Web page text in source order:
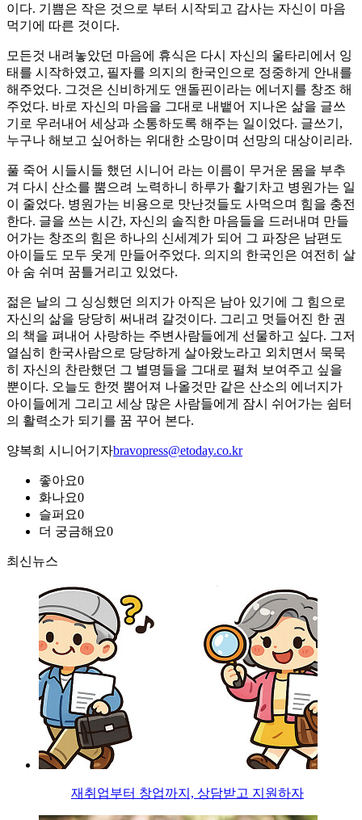
이다. 기쁨은 작은 것으로 부터 시작되고 감사는 자신이 마음
먹기에 따른 것이다.
모든것 내려놓았던 마음에 휴식은 다시 자신의 울타리에서 잉
태를 시작하였고, 필자를 의지의 한국인으로 정중하게 안내를
해주었다. 그것은 신비하게도 앤돌핀이라는 에너지를 창조 해
주었다. 바로 자신의 마음을 그대로 내뱉어 지나온 삶을 글쓰
기로 우러내어 세상과 소통하도록 해주는 일이었다. 글쓰기,
누구나 해보고 싶어하는 위대한 소망이며 선망의 대상이리라.
풀 죽어 시들시들 했던 시니어 라는 이름이 무거운 몸을 부추
겨 다시 산소를 뿜으려 노력하니 하루가 활기차고 병원가는 일
이 줄었다. 병원가는 비용으로 맛난것들도 사먹으며 힘을 충전
한다. 글을 쓰는 시간, 자신의 솔직한 마음들을 드러내며 만들
어가는 창조의 힘은 하나의 신세계가 되어 그 파장은 남편도
아이들도 모두 웃게 만들어주었다. 의지의 한국인은 여전히 살
아 숨 쉬며 꿈틀거리고 있었다.
젊은 날의 그 싱싱했던 의지가 아직은 남아 있기에 그 힘으로
자신의 삶을 당당히 써내려 갈것이다. 그리고 멋들어진 한 권
의 책을 펴내어 사랑하는 주변사람들에게 선물하고 싶다. 그저
열심히 한국사람으로 당당하게 살아왔노라고 외치면서 묵묵
히 자신의 찬란했던 그 별명들을 그대로 펼쳐 보여주고 싶을
뿐이다. 오늘도 한껏 뿜어져 나올것만 같은 산소의 에너지가
아이들에게 그리고 세상 많은 사람들에게 잠시 쉬어가는 쉼터
의 활력소가 되기를 꿈 꾸어 본다.
양복희 시니어기자bravopress@etoday.co.kr
좋아요0
화나요0
슬퍼요0
더 궁금해요0
최신뉴스
재취업부터 창업까지, 상담받고 지원하자